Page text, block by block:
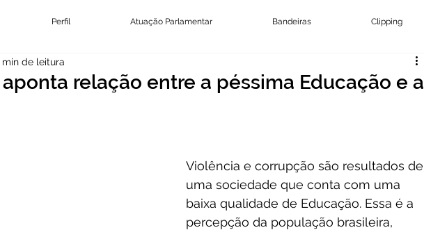
Perfil Atuação Parlamentar Bandeiras Clipping
relação entre a péssima Educação e a
min de leitura
Violência e corrupção são resultados de
uma sociedade que conta com uma
baixa qualidade de Educação. Essa é a
percepção da população brasileira,